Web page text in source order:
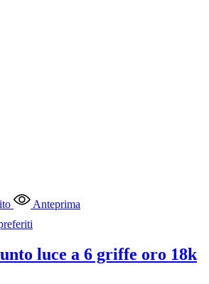
Anteprima
luce a 6 griffe oro 18k